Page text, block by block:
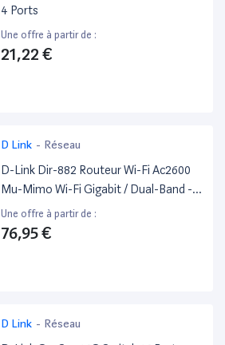
4 Ports
Une offre à partir de :
21,22 €
D Link - Réseau
D-Link Dir-882 Routeur Wi-Fi Ac2600
Mu-Mimo Wi-Fi Gigabit / Dual-Band -
Configuration Intuitive- Idéal Pour
Distribuer L'Accès Internet Wi-Fi Et
Une offre à partir de :
76,95 €
D Link - Réseau